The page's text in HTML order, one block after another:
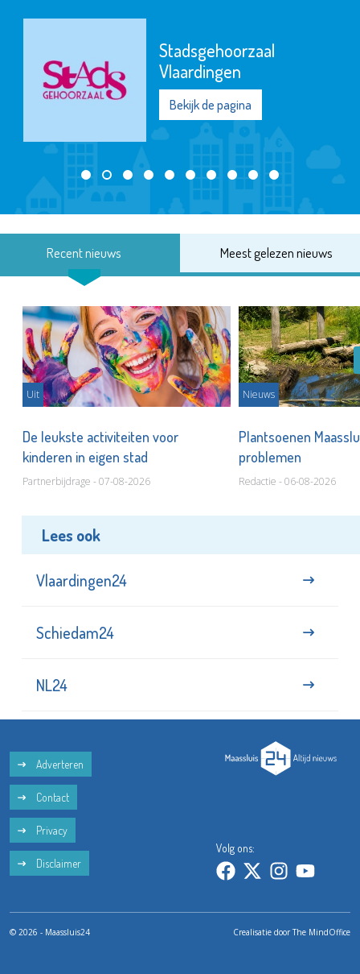
Stadsgehoorzaal
Vlaardingen
Bekijk de pagina
Recent nieuws Meest gelezen nieuws
Uit
De leukste activiteiten voor
kinderen in eigen stad
Partnerbijdrage - 07-08-2026
Nieuws
Plantsoenen
problemen
Redactie - 06-08-2026
Lees ook
Vlaardingen24
Schiedam24
NL24
Adverteren
Contact
Privacy
Disclaimer
Volg ons:
© 2026 - Maassluis24 Crealisatie doorThe MindOffice